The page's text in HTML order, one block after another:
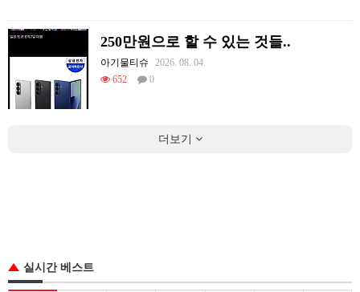
250만원으로 할 수 있는 것들..
아기물티슈
2026. 08. 04.
652
0
더보기
실시간 베스트